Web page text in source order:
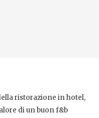
ristorazione in hotel,
di un buon f&b